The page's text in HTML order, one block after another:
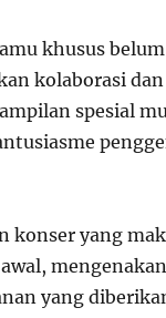
khusus
kolaborasi
spesial
konser yang
yang